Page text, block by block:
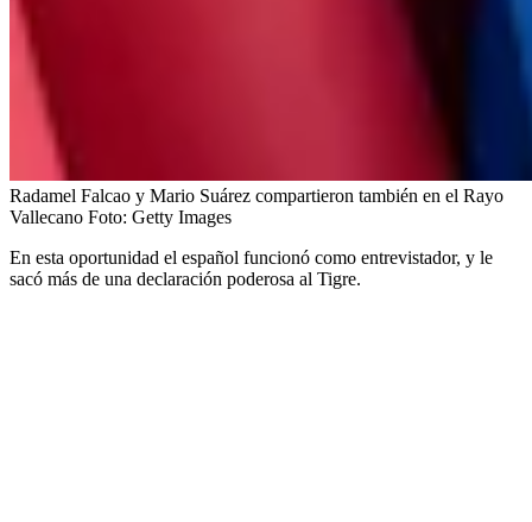
Radamel Falcao y Mario Suárez compartieron también en el Rayo
Vallecano Foto: Getty Images
En esta oportunidad el español funcionó como entrevistador, y le
sacó más de una declaración poderosa al Tigre.